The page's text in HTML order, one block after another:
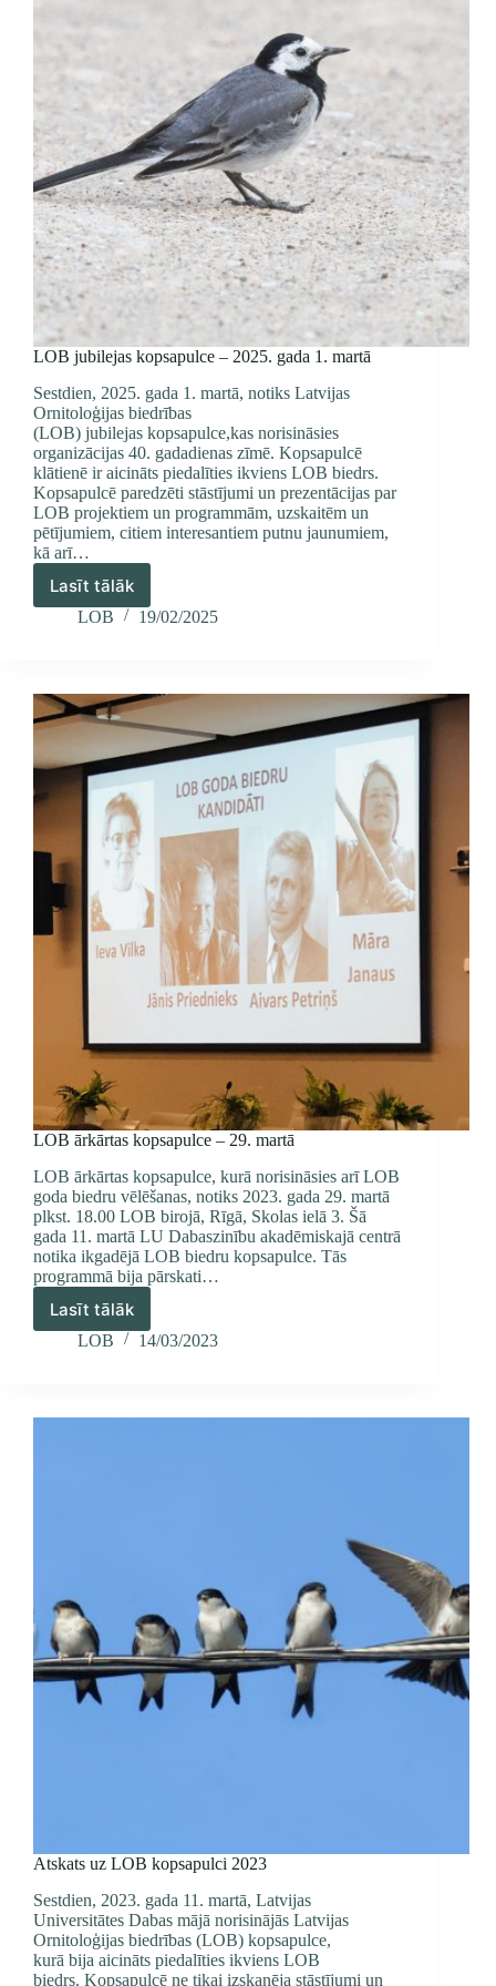
LOB jubilejas kopsapulce – 2025. gada 1. martā
Sestdien, 2025. gada 1. martā, notiks Latvijas
Ornitoloģijas biedrības
(LOB) jubilejas kopsapulce,kas norisināsies
organizācijas 40. gadadienas zīmē. Kopsapulcē
klātienē ir aicināts piedalīties ikviens LOB biedrs.
Kopsapulcē paredzēti stāstījumi un prezentācijas par
LOB projektiem un programmām, uzskaitēm un
pētījumiem, citiem interesantiem putnu jaunumiem,
kā arī…
Lasīt tālāk
LOB
jubilejas
gada
1.
martā
LOB 19/02/2025
LOB ārkārtas kopsapulce – 29. martā
LOB ārkārtas kopsapulce, kurā norisināsies arī LOB
goda biedru vēlēšanas, notiks 2023. gada 29. martā
plkst. 18.00 LOB birojā, Rīgā, Skolas ielā 3. Šā
gada 11. martā LU Dabaszinību akadēmiskajā centrā
no­tika ikgadējā LOB biedru kopsapulce. Tās
programmā bi­ja pārskati…
Lasīt tālāk
LOB
ārkārtas
martā
LOB 14/03/2023
Atskats uz LOB kopsapulci 2023
Sestdien, 2023. gada 11. martā, Latvijas
Universitātes Dabas mājā norisinājās Latvijas
Ornitoloģijas biedrības (LOB) kopsapulce,
kurā bija aicināts piedalīties ikviens LOB
biedrs. Kopsapulcē ne tikai izskanēja stāstījumi un